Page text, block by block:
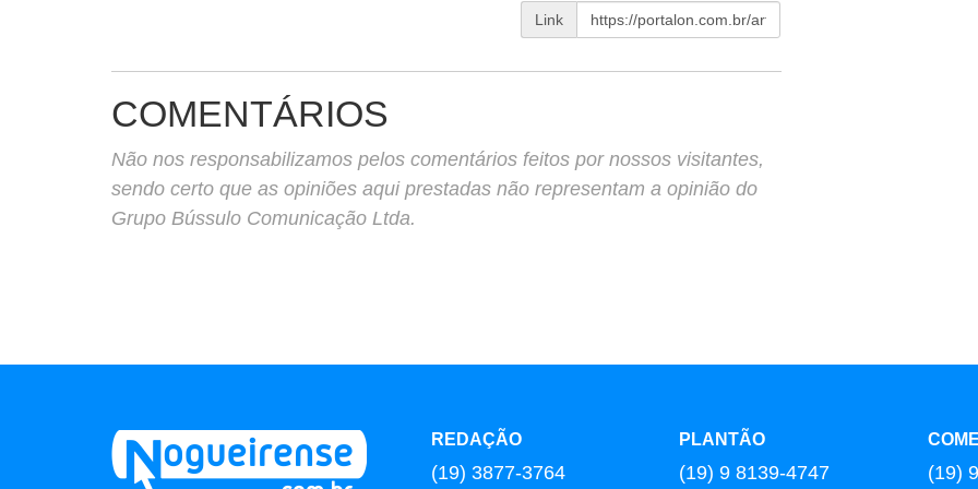
Link
COMENTÁRIOS
Não nos responsabilizamos pelos comentários feitos por nossos visitantes,
sendo certo que as opiniões aqui prestadas não representam a opinião do
Grupo Bússulo Comunicação Ltda.
REDAÇÃO
(19) 3877-3764
PLANTÃO
(19) 9 8139-4747 (19)